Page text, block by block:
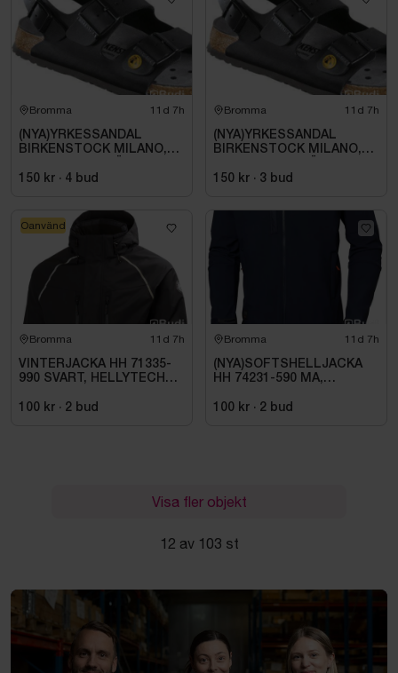
Bromma 11d 7h
(NYA)YRKESSANDAL
BIRKENSTOCK MILANO,
SVART. STL 42
150 kr · 4 bud
Bromma 11d 7h
(NYA)YRKESSANDAL
BIRKENSTOCK MILANO,
SVART. STL 42
150 kr · 3 bud
Bromma 11d 7h
VINTERJACKA HH 71335-
990 SVART, HELLYTECH
100 kr · 2 bud
Oanvänd
Bromma 11d 7h
(NYA)SOFTSHELLJACKA
HH 74231-590 MA,
100 kr · 2 bud
Visa fler objekt
12 av 103 st